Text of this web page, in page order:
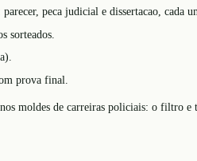
peca judicial e dissertacao, cada
sorteados.
prova final.
moldes de carreiras policiais: o filtro